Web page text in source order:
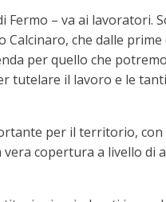
Fermo – va ai lavoratori.
che dalle prime
per quello che
tutelare il lavoro e le
per il territorio,
copertura a livello di